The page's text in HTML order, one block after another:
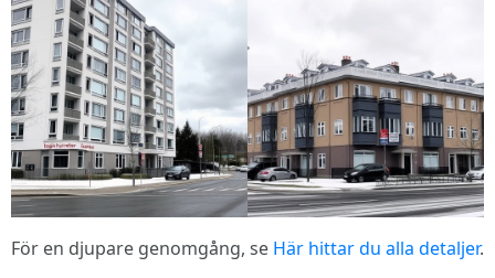
För en djupare genomgång, se Här hittar du alla detaljer.